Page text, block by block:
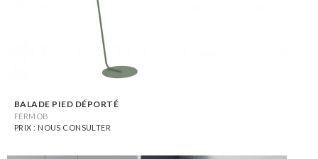
BALADE PIED DÉPORTÉ
FERMOB
PRIX : NOUS CONSULTER